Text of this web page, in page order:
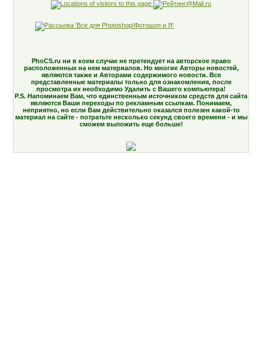
PhoCS.ru ни в коем случае не претендует на авторское право
расположенных на нем материалов. Но многие Авторы новостей,
являются также и Авторами содержимого новости. Все
представленные материалы только для ознакомления, после
просмотра их необходимо Удалить с Вашего компьютера!
P.S. Напоминаем Вам, что единственным источником средств для сайта
являются Ваши переходы по рекламным ссылкам. Понимаем,
неприятно, но если Вам действительно оказался полезен какой-то
материал на сайте - потратьте несколько секунд своего времени - и мы
сможем выложить еще больше!